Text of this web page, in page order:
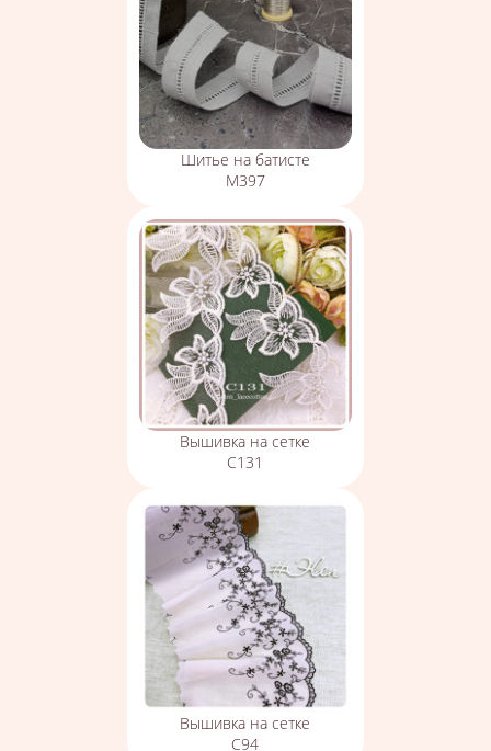
Шитье на батисте
М397
Вышивка на сетке
С131
Вышивка на сетке
С94